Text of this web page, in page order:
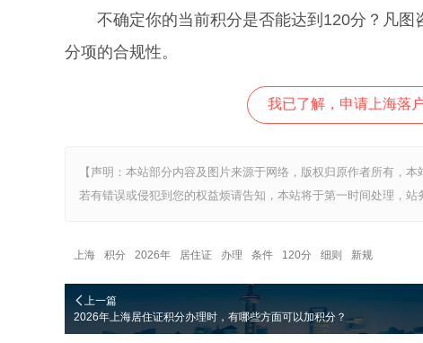
不确定你的当前积分是否能达到120分？凡图
分项的合规性。
我已了解，申请上海落
【声明：本站部分内容及图片来源于网络，版权归原作者所有，
若有错误或侵犯到您的权益烦请告知，本站将于第一时间处理，站
上海 积分 2026年 居住证 办理 条件 120分 细则 新规
上一篇
2026年上海居住证积分办理时，有哪些方面可以加积分？